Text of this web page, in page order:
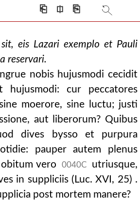
⎗ ⎅ ⎘
eis Lazari exemplo et Pauli
reservari.
nobis hujusmodi cecidit
hujusmodi: cur peccatores
moerore, sine luctu; justi
aut liberorum? Quibus
dives bysso et purpura
pauper autem plenus
obitum vero
0040C
utriusque,
in suppliciis (Luc. XVI, 25) .
post mortem manere?